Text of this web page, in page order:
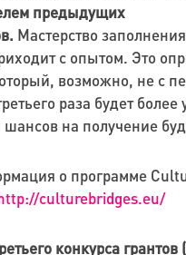
предыдущих
Мастерство
с опытом. Это
возможно, не с
раза будет
шансов на получение
о программе
culturebridges.eu/
конкурса грантов